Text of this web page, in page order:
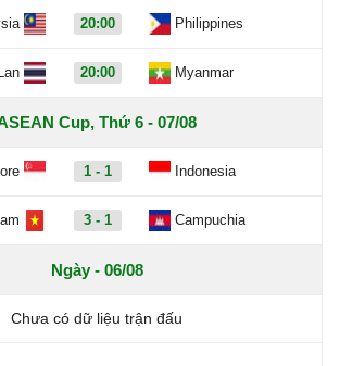
20:00 Philippines
20:00 Myanmar
Cup, Thứ 6 - 07/08
1 - 1 Indonesia
3 - 1 Campuchia
Ngày - 06/08
Chưa có dữ liệu trận đấu